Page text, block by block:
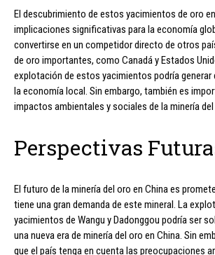
El descubrimiento de estos yacimientos de oro
implicaciones significativas para la economía
convertirse en un competidor directo de otros
de oro importantes, como Canadá y Estados
explotación de estos yacimientos podría generar
la economía local. Sin embargo, también es
impactos ambientales y sociales de la minería
Perspectivas
El futuro de la minería del oro en China es
tiene una gran demanda de este mineral. La
yacimientos de Wangu y Dadonggou podría ser
una nueva era de minería del oro en China. Sin
que el país tenga en cuenta las preocupaciones